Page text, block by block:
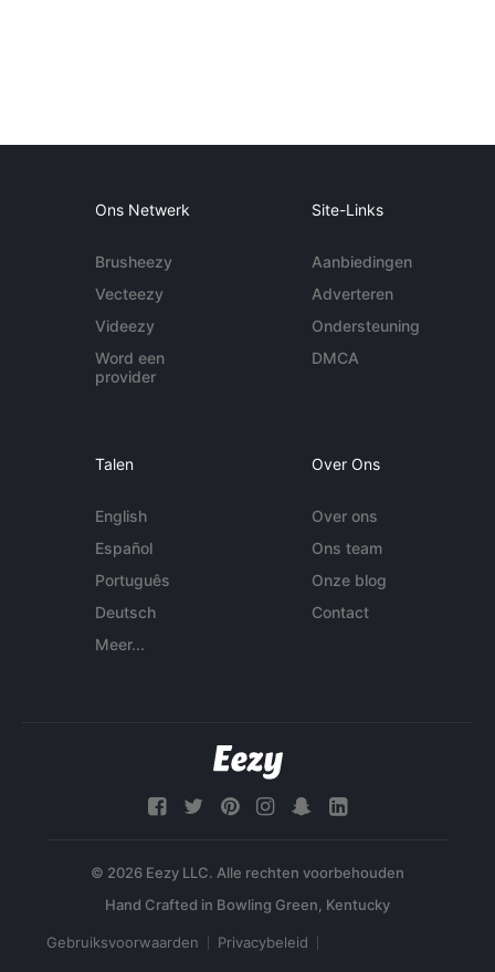
Ons Netwerk
Brusheezy
Vecteezy
Videezy
Word een
provider
Site-Links
Aanbiedingen
Adverteren
Ondersteuning
DMCA
Talen
English
Español
Português
Deutsch
Meer...
Over Ons
Over ons
Ons team
Onze blog
Contact
© 2026 Eezy LLC. Alle rechten voorbehouden
Gebruiksvoorwaarden Privacybeleid